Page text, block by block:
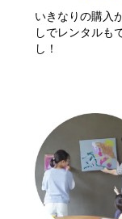
いきなりの購入
しでレンタルも
し！